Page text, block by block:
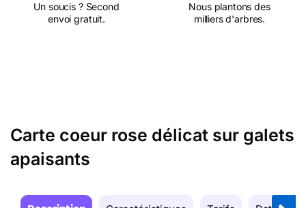
Un soucis ? Second
envoi gratuit.
Nous plantons des
milliers d'arbres.
Carte coeur rose délicat sur galets
apaisants